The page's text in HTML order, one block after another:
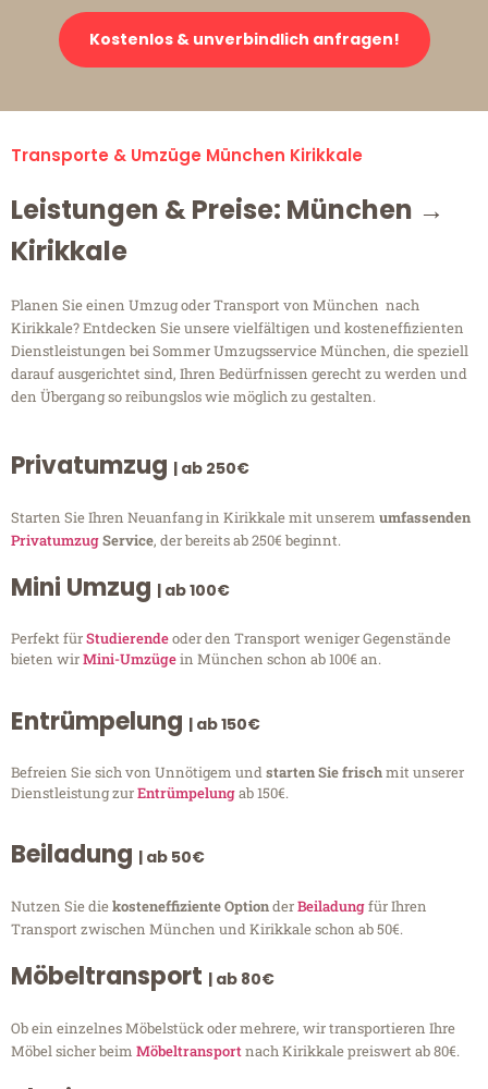
Kostenlos & unverbindlich anfragen!
Transporte & Umzüge München Kirikkale
Leistungen & Preise: München →
Kirikkale
Planen Sie einen Umzug oder Transport von München nach
Kirikkale? Entdecken Sie unsere vielfältigen und kosteneffizienten
Dienstleistungen bei Sommer Umzugsservice München, die speziell
darauf ausgerichtet sind, Ihren Bedürfnissen gerecht zu werden und
den Übergang so reibungslos wie möglich zu gestalten.
Privatumzug | ab 250€
Starten Sie Ihren Neuanfang in Kirikkale mit unserem umfassenden
PrivatumzugService, der bereits ab 250€ beginnt.
Mini Umzug | ab 100€
Perfekt fürStudierendeoder den Transport weniger Gegenstände
bieten wirMini-Umzügein München schon ab 100€ an.
Entrümpelung | ab 150€
Befreien Sie sich von Unnötigem undstarten Sie frischmit unserer
Dienstleistung zurEntrümpelungab 150€.
Beiladung | ab 50€
Nutzen Sie diekosteneffiziente OptionderBeiladungfür Ihren
Transport zwischen München und Kirikkale schon ab 50€.
Möbeltransport | ab 80€
Ob ein einzelnes Möbelstück oder mehrere, wir transportieren Ihre
Möbel sicher beim Möbeltransportnach Kirikkale preiswert ab 80€.